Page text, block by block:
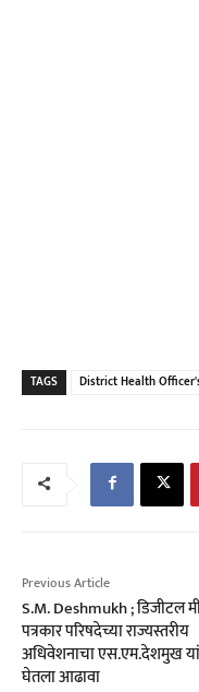
TAGS District Health
Previous Article
S.M. Deshmukh ; डिजीटल
पत्रकार परिषदेच्या राज्यस्तरीय
अधिवेशनाचा एस.एम.देशमुख
घेतला आढावा